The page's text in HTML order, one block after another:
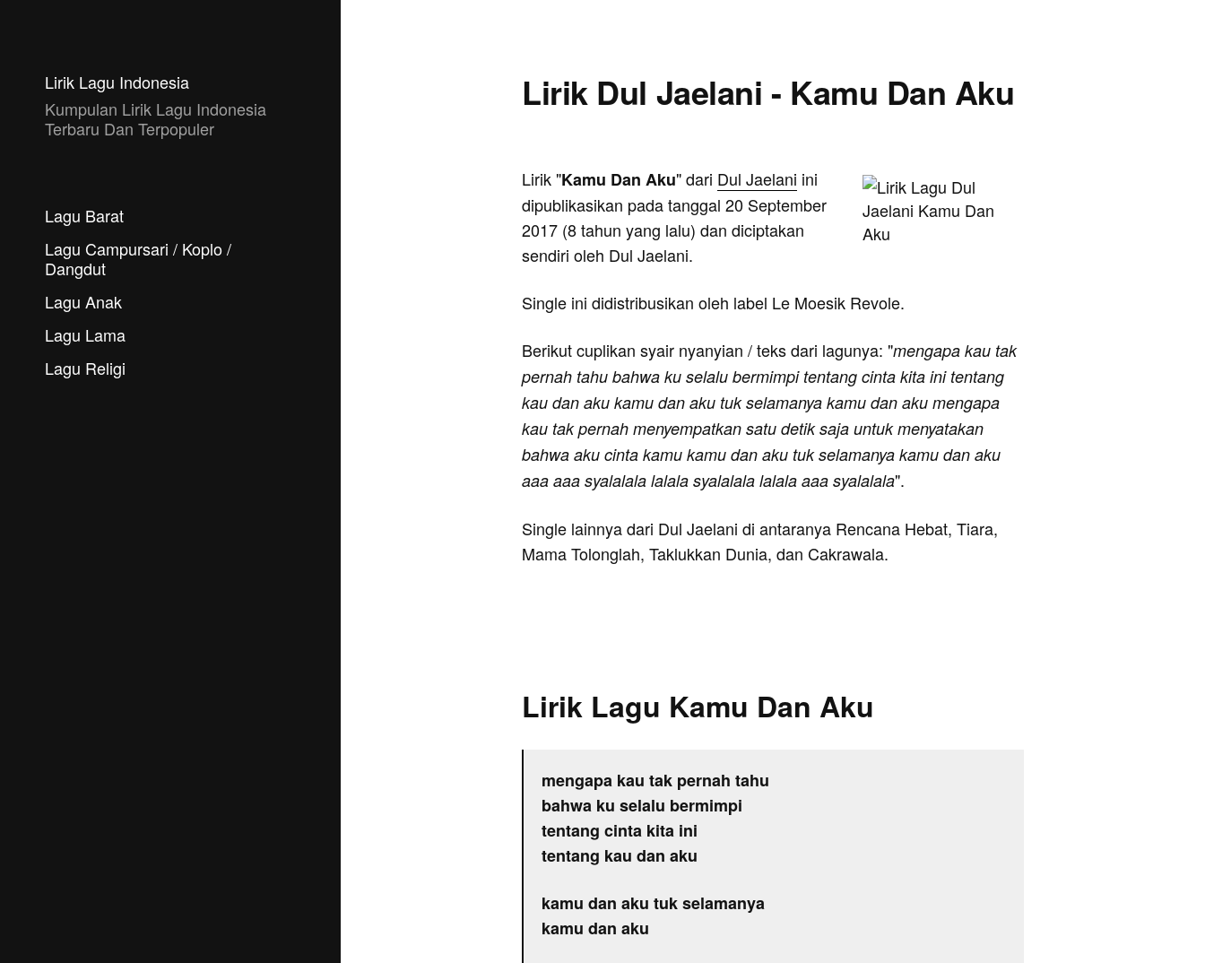
Lirik Lagu Indonesia
Kumpulan Lirik Lagu Indonesia
Terbaru Dan Terpopuler
Lagu Barat
Lagu Campursari / Koplo /
Dangdut
Lagu Anak
Lagu Lama
Lagu Religi
Lirik Dul Jaelani - Kamu Dan Aku
Lirik "Kamu Dan Aku" dari Dul Jaelani ini
dipublikasikan pada tanggal 20 September
2017 (8 tahun yang lalu) dan diciptakan
sendiri oleh Dul Jaelani.
Single ini didistribusikan oleh label Le Moesik Revole.
Berikut cuplikan syair nyanyian / teks dari lagunya: "mengapa kau tak
pernah tahu bahwa ku selalu bermimpi tentang cinta kita ini tentang
kau dan aku kamu dan aku tuk selamanya kamu dan aku mengapa
kau tak pernah menyempatkan satu detik saja untuk menyatakan
bahwa aku cinta kamu kamu dan aku tuk selamanya kamu dan aku
aaa aaa syalalala lalala syalalala lalala aaa syalalala".
Single lainnya dari Dul Jaelani di antaranya Rencana Hebat, Tiara,
Mama Tolonglah, Taklukkan Dunia, dan Cakrawala.
Lirik Lagu Kamu Dan Aku
mengapa kau tak pernah tahu
bahwa ku selalu bermimpi
tentang cinta kita ini
tentang kau dan aku
kamu dan aku tuk selamanya
kamu dan aku